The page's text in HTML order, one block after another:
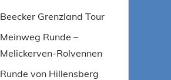
Beecker Grenzland Tour
Meinweg Runde –
Melickerven-Rolvennen
Runde von Hillensberg